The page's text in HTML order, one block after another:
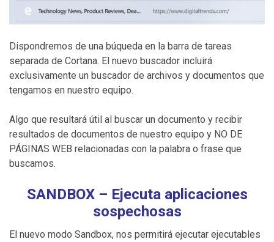
Dispondremos de una búqueda en la barra de tareas
separada de Cortana. El nuevo buscador incluirá
exclusivamente un buscador de archivos y documentos que
tengamos en nuestro equipo.
Algo que resultará útil al buscar un documento y recibir
resultados de documentos de nuestro equipo y NO DE
PÁGINAS WEB relacionadas con la palabra o frase que
buscamos.
SANDBOX – Ejecuta aplicaciones
sospechosas
El nuevo modo Sandbox, nos permitirá ejecutar ejecutables